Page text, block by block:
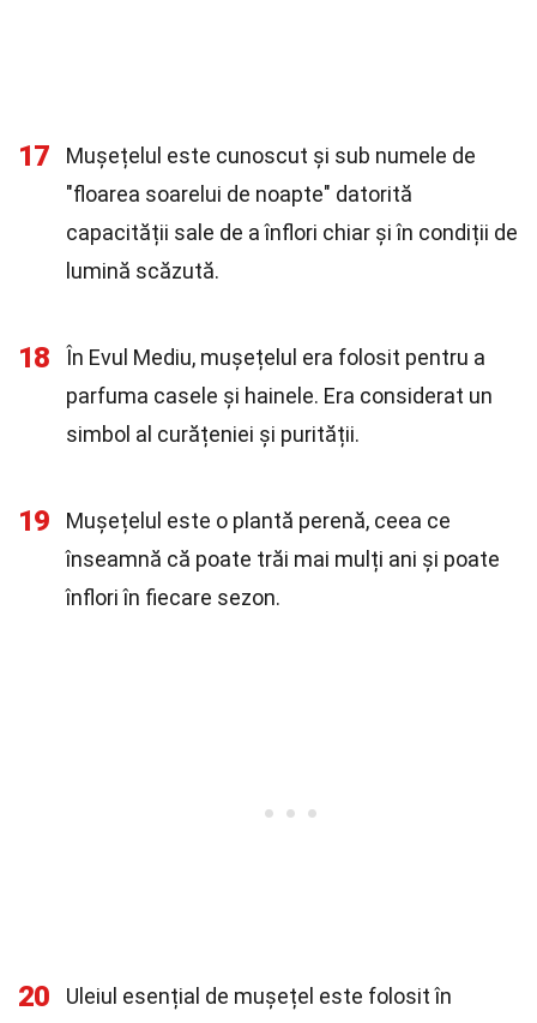
17
Mușețelul este cunoscut și sub numele de
"floarea soarelui de noapte" datorită
capacității sale de a înflori chiar și în condiții de
lumină scăzută.
18
În Evul Mediu, mușețelul era folosit pentru a
parfuma casele și hainele. Era considerat un
simbol al curățeniei și purității.
19
Mușețelul este o plantă perenă, ceea ce
înseamnă că poate trăi mai mulți ani și poate
înflori în fiecare sezon.
20
Uleiul esențial de mușețel este folosit în